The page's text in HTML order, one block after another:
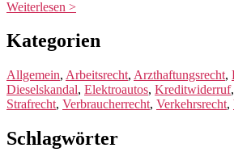
Weiterlesen >
Kategorien
Allgemein, Arbeitsrecht, Arzthaftungsrecht,
Dieselskandal, Elektroautos, Kreditwiderruf,
Strafrecht, Verbraucherrecht, Verkehrsrecht,
Schlagwörter